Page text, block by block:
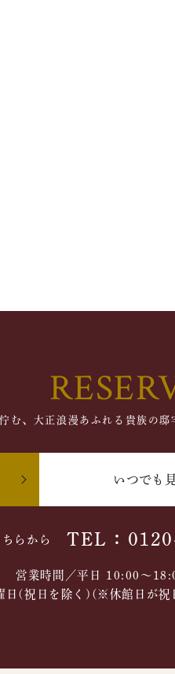
む、大正浪漫あふれる貴族の
いつでも
らから TEL：
営業時間／平日 10:00～
日(祝日を除く)(※休館日が祝